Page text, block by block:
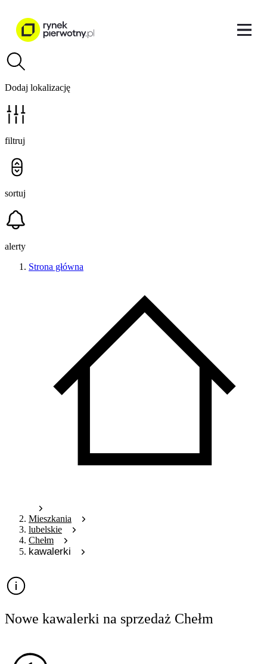
Dodaj lokalizację
filtruj
sortuj
alerty
Strona główna
Mieszkania
lubelskie
Chełm
kawalerki
Nowe kawalerki na sprzedaż Chełm